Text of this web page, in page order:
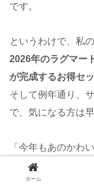
です。
というわけで、私
2026年のラグマー
が完成するお得セ
そして例年通り、
で、気になる方は
「今年もあのかわ
な〜？」なんて考
ホーム